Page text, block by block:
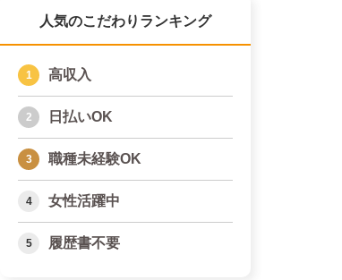
人気のこだわりランキング
高収入
日払いOK
職種未経験OK
女性活躍中
履歴書不要